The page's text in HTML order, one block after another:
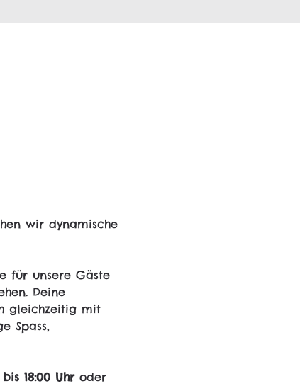
wir dynamische
für unsere Gäste
Deine
gleichzeitig mit
Spass,
18:00 Uhr oder